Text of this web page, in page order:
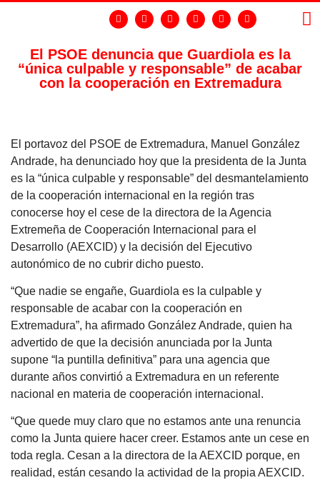
El PSOE denuncia que Guardiola es la
“única culpable y responsable” de acabar
con la cooperación en Extremadura
El portavoz del PSOE de Extremadura, Manuel González
Andrade, ha denunciado hoy que la presidenta de la Junta
es la “única culpable y responsable” del desmantelamiento
de la cooperación internacional en la región tras
conocerse hoy el cese de la directora de la Agencia
Extremeña de Cooperación Internacional para el
Desarrollo (AEXCID) y la decisión del Ejecutivo
autonómico de no cubrir dicho puesto.
“Que nadie se engañe, Guardiola es la culpable y
responsable de acabar con la cooperación en
Extremadura”, ha afirmado González Andrade, quien ha
advertido de que la decisión anunciada por la Junta
supone “la puntilla definitiva” para una agencia que
durante años convirtió a Extremadura en un referente
nacional en materia de cooperación internacional.
“Que quede muy claro que no estamos ante una renuncia
como la Junta quiere hacer creer. Estamos ante un cese en
toda regla. Cesan a la directora de la AEXCID porque, en
realidad, están cesando la actividad de la propia AEXCID.